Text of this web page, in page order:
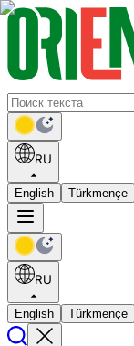
RU
English Türkmençe
RU
English Türkmençe